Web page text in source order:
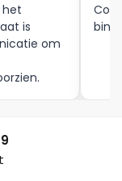
productpagina
het
is
om